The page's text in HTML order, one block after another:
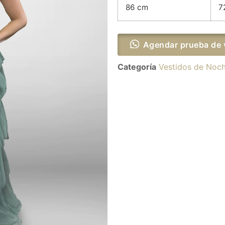
86 cm
Agendar prueba de
Categoría Vestidos de